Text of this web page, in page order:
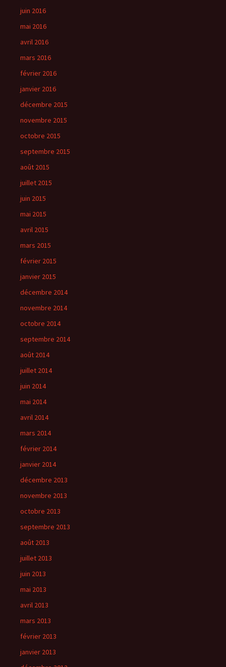
juin 2016
mai 2016
avril 2016
mars 2016
février 2016
janvier 2016
décembre 2015
novembre 2015
octobre 2015
septembre 2015
août 2015
juillet 2015
juin 2015
mai 2015
avril 2015
mars 2015
février 2015
janvier 2015
décembre 2014
novembre 2014
octobre 2014
septembre 2014
août 2014
juillet 2014
juin 2014
mai 2014
avril 2014
mars 2014
février 2014
janvier 2014
décembre 2013
novembre 2013
octobre 2013
septembre 2013
août 2013
juillet 2013
juin 2013
mai 2013
avril 2013
mars 2013
février 2013
janvier 2013